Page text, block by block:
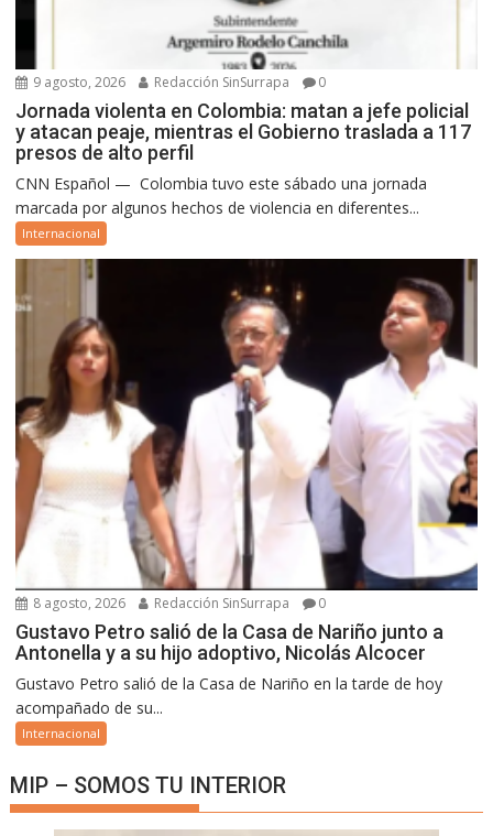
9 agosto, 2026 Redacción SinSurrapa 0
Jornada violenta en Colombia: matan a jefe policial
y atacan peaje, mientras el Gobierno traslada a 117
presos de alto perfil
CNN Español — Colombia tuvo este sábado una jornada
marcada por algunos hechos de violencia en diferentes...
Internacional
8 agosto, 2026 Redacción SinSurrapa 0
Gustavo Petro salió de la Casa de Nariño junto a
Antonella y a su hijo adoptivo, Nicolás Alcocer
Gustavo Petro salió de la Casa de Nariño en la tarde de hoy
acompañado de su...
Internacional
MIP – SOMOS TU INTERIOR